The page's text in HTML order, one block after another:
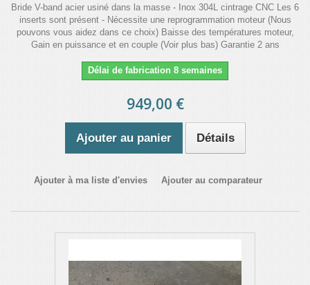
Bride V-band acier usiné dans la masse - Inox 304L cintrage CNC Les 6
inserts sont présent - Nécessite une reprogrammation moteur (Nous
pouvons vous aidez dans ce choix) Baisse des températures moteur,
Gain en puissance et en couple (Voir plus bas) Garantie 2 ans
Délai de fabrication 8 semaines
949,00 €
Ajouter au panier Détails
Ajouter à ma liste d'envies Ajouter au comparateur